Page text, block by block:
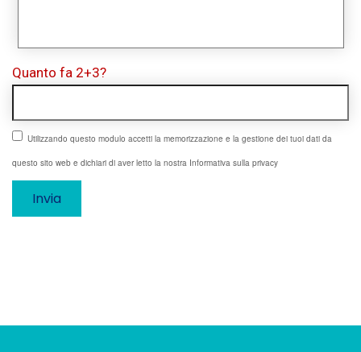
Quanto fa 2+3?
Utilizzando questo modulo accetti la memorizzazione e la gestione dei tuoi dati da
questo sito web e dichiari di aver letto la nostra Informativa sulla privacy